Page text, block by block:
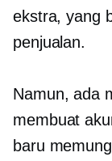
ekstra, yang
penjualan.
Namun, ada
membuat
baru